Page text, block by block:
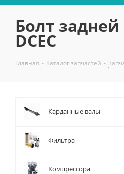
Болт
DCEC
Главная - Каталог запчастей -
Карданные валы
Фильтра
Компрессора